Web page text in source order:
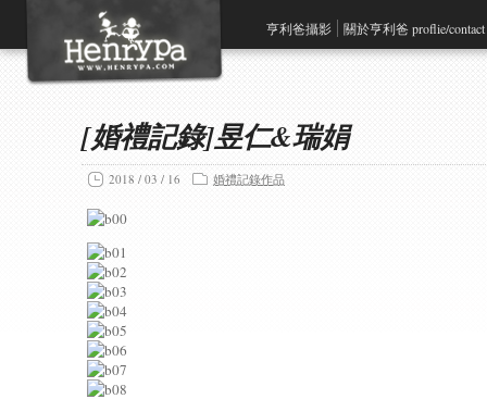
亨利爸攝影 關於亨利爸 proflie/contact
[婚禮記錄]昱仁&瑞娟
2018 / 03 / 16 婚禮記錄作品